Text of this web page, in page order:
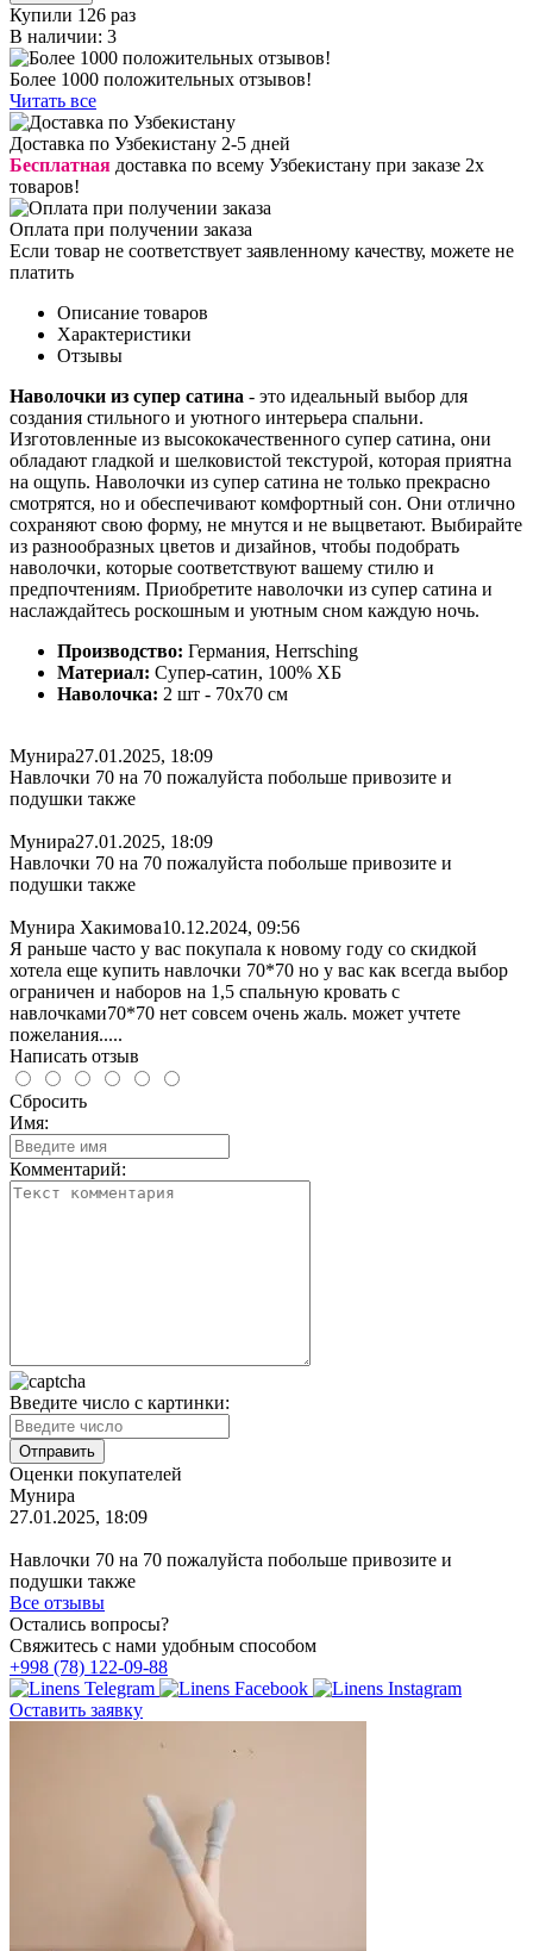
Купили 126 раз
В наличии: 3
Более 1000 положительных отзывов!
Читать все
Доставка по Узбекистану 2-5 дней
Бесплатная доставка по всему Узбекистану при заказе 2х
товаров!
Оплата при получении заказа
Если товар не соответствует заявленному качеству, можете не
платить
Описание товаров
Характеристики
Отзывы
Наволочки из супер сатина - это идеальный выбор для
создания стильного и уютного интерьера спальни.
Изготовленные из высококачественного супер сатина, они
обладают гладкой и шелковистой текстурой, которая приятна
на ощупь. Наволочки из супер сатина не только прекрасно
смотрятся, но и обеспечивают комфортный сон. Они отлично
сохраняют свою форму, не мнутся и не выцветают. Выбирайте
из разнообразных цветов и дизайнов, чтобы подобрать
наволочки, которые соответствуют вашему стилю и
предпочтениям. Приобретите наволочки из супер сатина и
наслаждайтесь роскошным и уютным сном каждую ночь.
Производство: Германия, Herrsching
Материал: Супер-сатин, 100% ХБ
Наволочка: 2 шт - 70x70 см
Мунира27.01.2025, 18:09
Навлочки 70 на 70 пожалуйста побольше привозите и
подушки также
Мунира27.01.2025, 18:09
Навлочки 70 на 70 пожалуйста побольше привозите и
подушки также
Мунира Хакимова10.12.2024, 09:56
Я раньше часто у вас покупала к новому году со скидкой
хотела еще купить навлочки 70*70 но у вас как всегда выбор
ограничен и наборов на 1,5 спальную кровать с
навлочками70*70 нет совсем очень жаль. может учтете
пожелания.....
Написать отзыв
Сбросить
Имя:
Комментарий:
Введите число с картинки:
Оценки покупателей
Мунира
27.01.2025, 18:09
Навлочки 70 на 70 пожалуйста побольше привозите и
подушки также
Все отзывы
Остались вопросы?
Свяжитесь с нами удобным способом
+998 (78) 122-09-88
Оставить заявку